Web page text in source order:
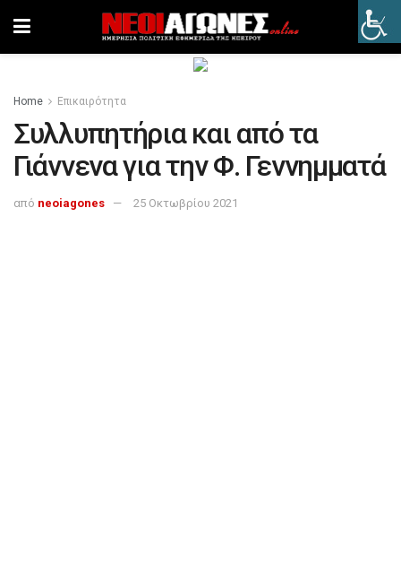
Home Επικαιρότητα
Συλλυπητήρια και από τα
Γιάννενα για την Φ. Γεννημματά
από neoiagones 25 Οκτωβρίου 2021